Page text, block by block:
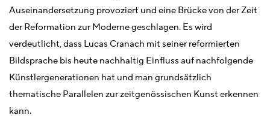
Auseinandersetzung provoziert und eine Brücke von der Zeit
der Reformation zur Moderne geschlagen. Es wird
verdeutlicht, dass Lucas Cranach mit seiner reformierten
Bildsprache bis heute nachhaltig Einfluss auf nachfolgende
Künstlergenerationen hat und man grundsätzlich
thematische Parallelen zur zeitgenössischen Kunst erkennen
kann.